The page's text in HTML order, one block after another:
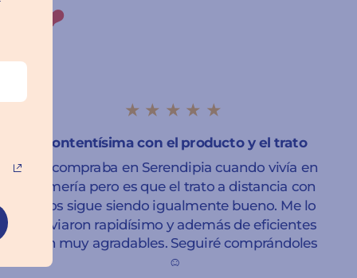
❤️
★★★★★
Contentísima con el producto y el trato
Ya compraba en Serendipia cuando vivía en
Almería pero es que el trato a distancia con
ellos sigue siendo igualmente bueno. Me lo
enviaron rapidísimo y además de eficientes
son muy agradables. Seguiré comprándoles
☺️